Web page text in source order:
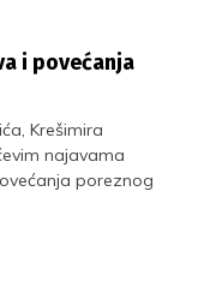
i povećanja
Krešimira
najavama
poreznog